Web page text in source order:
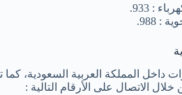
: 933.
: 988.
داخل المملكة العربية
الاتصال على الأرقام التالية :